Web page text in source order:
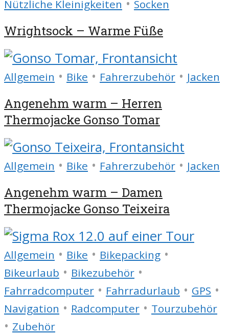
Nützliche Kleinigkeiten Socken
Wrightsock – Warme Füße
Allgemein • Bike • Fahrerzubehör • Jacken
Angenehm warm – Herren
Thermojacke Gonso Tomar
Allgemein • Bike • Fahrerzubehör • Jacken
Angenehm warm – Damen
Thermojacke Gonso Teixeira
Allgemein • Bike • Bikepacking •
Bikeurlaub • Bikezubehör •
Fahrradcomputer • Fahrradurlaub • GPS •
Navigation • Radcomputer • Tourzubehör
• Zubehör